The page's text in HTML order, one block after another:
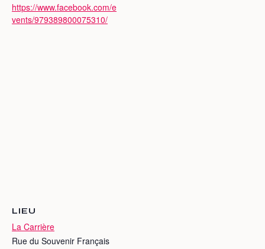
https://www.facebook.com/e
vents/979389800075310/
LIEU
La Carrière
Rue du Souvenir Français